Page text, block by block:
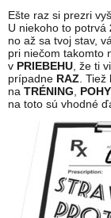
Ešte raz si prezri
U niekoho to potrvá
no až sa tvoj stav,
pri niečom takomto
v PRIEBEHU , že ti
prípadne RAZ .
na TRÉNING
na toto sú vhodné